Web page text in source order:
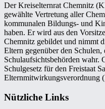
Der Kreiselternrat Chemnitz
gewählte Vertretung aller
kommunalen Bildungs- und
haben. Er wird aus den
Chemnitz gebildet und nimmt
Eltern gegenüber den Schulen,
Schulaufsichtsbehörden wahr.
Schulgesetz für den Freistaat
Elternmitwirkungsverordnung
Nützliche Links